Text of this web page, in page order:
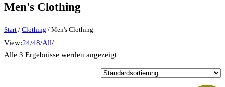
Men's Clothing
Start / Clothing / Men's Clothing
View:24/48/All/
Alle 3 Ergebnisse werden angezeigt